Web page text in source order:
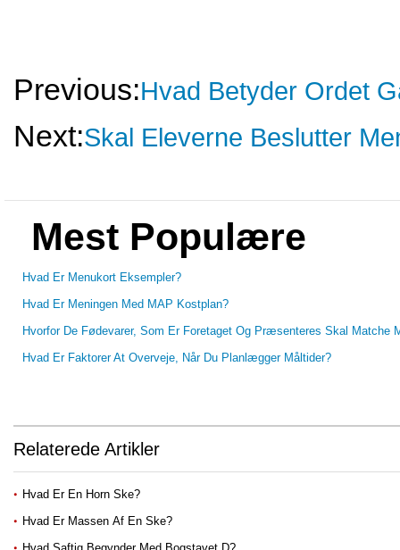
Previous:Hvad Betyder Ordet
Next:Skal Eleverne Beslutter
Mest Populære
Hvad Er Menukort Eksempler?
Hvad Er Meningen Med MAP Kostplan?
Hvorfor De Fødevarer, Som Er Foretaget Og Præsenteres Skal Matche
Hvad Er Faktorer At Overveje, Når Du Planlægger Måltider?
Relaterede Artikler
Hvad Er En Horn Ske?
Hvad Er Massen Af ​​en Ske?